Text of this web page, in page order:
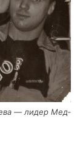
— лидер Мед­